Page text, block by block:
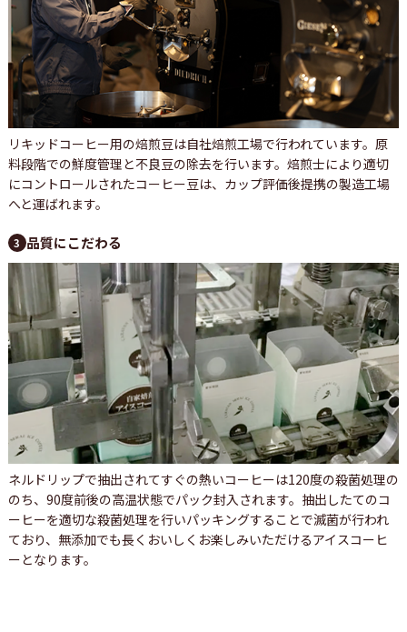
リキッドコーヒー用の焙煎豆は自社焙煎工場で行われています。原
料段階での鮮度管理と不良豆の除去を行います。焙煎士により適切
にコントロールされたコーヒー豆は、カップ評価後提携の製造工場
へと運ばれます。
3 品質にこだわる
ネルドリップで抽出されてすぐの熱いコーヒーは120度の殺菌処理の
のち、90度前後の高温状態でパック封入されます。抽出したてのコ
ーヒーを適切な殺菌処理を行いパッキングすることで滅菌が行われ
ており、無添加でも長くおいしくお楽しみいただけるアイスコーヒ
ーとなります。